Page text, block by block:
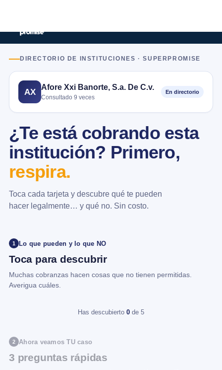
DIRECTORIO DE INSTITUCIONES · SUPERPROMISE
AX
Afore Xxi Banorte, S.a. De C.v.
Consultado 9 veces
En directorio
¿Te está cobrando esta
institución? Primero,
respira.
Toca cada tarjeta y descubre qué te pueden
hacer legalmente… y qué no. Sin costo.
1 Lo que pueden y lo que NO
Toca para descubrir
Muchas cobranzas hacen cosas que no tienen permitidas.
Averigua cuáles.
Has descubierto 0 de 5
2 Ahora veamos TU caso
3 preguntas rápidas